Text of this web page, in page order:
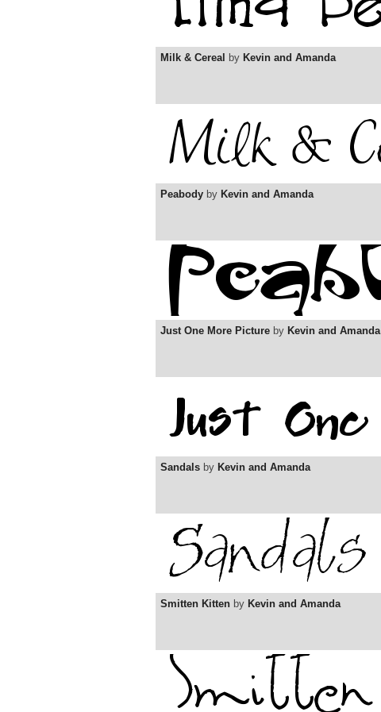
Milk & Cereal by Kevin and Amanda
Peabody by Kevin and Amanda
Just One More Picture by Kevin and Amanda
Sandals by Kevin and Amanda
Smitten Kitten by Kevin and Amanda